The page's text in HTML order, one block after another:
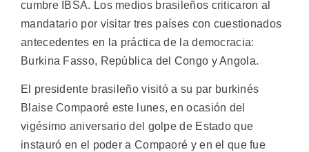
cumbre IBSA. Los medios brasileños criticaron al
mandatario por visitar tres países con cuestionados
antecedentes en la práctica de la democracia:
Burkina Fasso, República del Congo y Angola.
El presidente brasileño visitó a su par burkinés
Blaise Compaoré este lunes, en ocasión del
vigésimo aniversario del golpe de Estado que
instauró en el poder a Compaoré y en el que fue